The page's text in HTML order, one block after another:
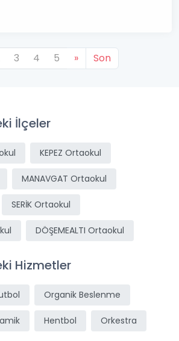
3 4 5 » Son
İlçeler
KEPEZ Ortaokul
MANAVGAT Ortaokul
SERİK Ortaokul
DÖŞEMEALTI Ortaokul
Hizmetler
Organik Beslenme
Hentbol Orkestra